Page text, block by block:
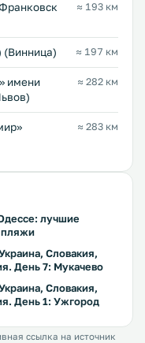
≈ 193 км
(Винница) ≈ 197 км
имени
≈ 282 км
≈ 283 км
лучшие
пляжи
Словакия,
День 7: Мукачево
Словакия,
День 1: Ужгород
ссылка на источник